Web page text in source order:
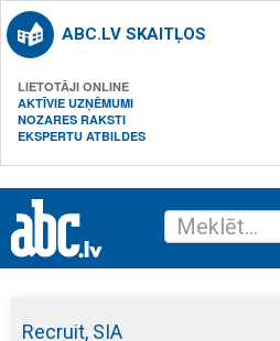
ABC.LV SKAITĻOS
LIETOTĀJI ONLINE
AKTĪVIE UZŅĒMUMI
NOZARES RAKSTI
EKSPERTU ATBILDES
Recruit, SIA